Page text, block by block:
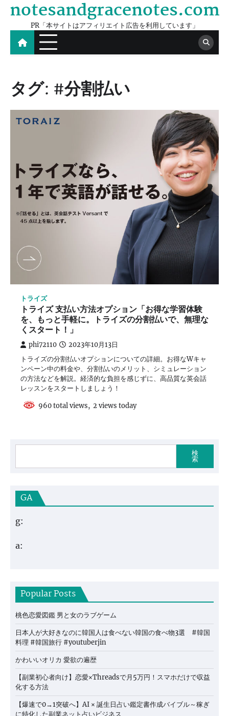
Skip
content
notesandgracenotes.com
PR「本サイトはアフィリエイト広告を利用しています」
タグ: #分割払い
トライズ
トライズ 支払い方法オプション「お得な学習体験
を、もっと手軽に。トライズの分割払いで、無理な
くスタート！」
phi72110 2023年10月13日
トライズの分割払いオプションについての詳細。お得なWキャ
ンペーン中の料金や、分割払いのメリット、シミュレーション
の方法などを解説。経済的な負担を感じずに、高品質な英会話
レッスンをスタートしましょう！
960 total views, 2 views today
検
索
GA
g:
a:
Popular Posts
桃色恋愛図鑑 男と女のラブゲーム
日本人が大好きなのに韓国人は食べない韓国の食べ物3選 #韓国
料理 #韓国旅行 #youtuberjin
かわいいオリカ 愛欲の遍歴
【副業初心者向け】恋愛×Threadsで月5万円！スマホだけで収益
化する方法
【爆速で0→1突破へ】AI × 誕生日占い鑑定書作成バイブル～稼ぎ